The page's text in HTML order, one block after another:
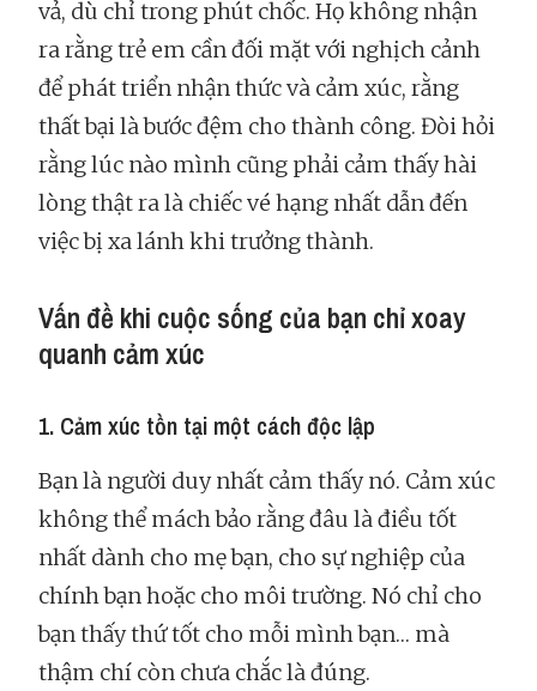
vả, dù chỉ trong phút chốc. Họ không nhận
ra rằng trẻ em cần đối mặt với nghịch cảnh
để phát triển nhận thức và cảm xúc, rằng
thất bại là bước đệm cho thành công. Đòi hỏi
rằng lúc nào mình cũng phải cảm thấy hài
lòng thật ra là chiếc vé hạng nhất dẫn đến
việc bị xa lánh khi trưởng thành.
Vấn đề khi cuộc sống của bạn chỉ xoay
quanh cảm xúc
1. Cảm xúc tồn tại một cách độc lập
Bạn là người duy nhất cảm thấy nó. Cảm xúc
không thể mách bảo rằng đâu là điều tốt
nhất dành cho mẹ bạn, cho sự nghiệp của
chính bạn hoặc cho môi trường. Nó chỉ cho
bạn thấy thứ tốt cho mỗi mình bạn… mà
thậm chí còn chưa chắc là đúng.